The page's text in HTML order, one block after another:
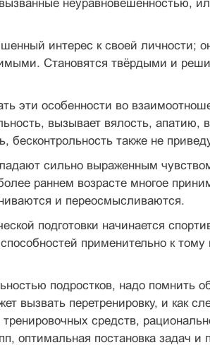
неуравновешенностью,
интерес к своей
Становятся твёрдыми и
эти особенности во
вызывает вялость,
бесконтрольность также не
сильно выраженным
раннем возрасте многое
и переосмысливаются.
подготовки начинается
применительно к
подростков, надо помнить
вызвать перетренировку, и как
средств,
оптимальная постановка задач